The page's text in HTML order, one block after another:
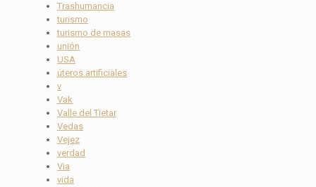
Trashumancia
turismo
turismo de masas
unión
USA
úteros artificiales
v
Vak
Valle del Tietar
Vedas
Vejez
verdad
Via
vida